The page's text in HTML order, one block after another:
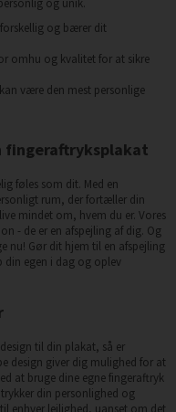
og bærer dit
omhu og kvalitet for at sikre
være den mest personlige
fingeraftryksplakat
føles som dit. Med en
rum, der fortæller din
mindet om, hvem du er. Vores
- de er en afspejling af dig. Og
nu! Gør dit hjem til en afspejling
din egen i dag og oplev
til din plakat, så er
design giver dig mulighed for at
at bruge dine egne fingeraftryk
din personlighed og
enhver lejlighed, uanset om det